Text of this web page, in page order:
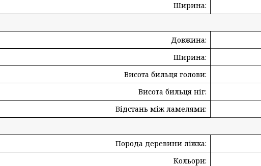
Ширина:
Довжина:
Ширина:
Висота бильця голови:
Висота бильця ніг:
Відстань між ламелями:
Порода деревини ліжка:
Кольори: